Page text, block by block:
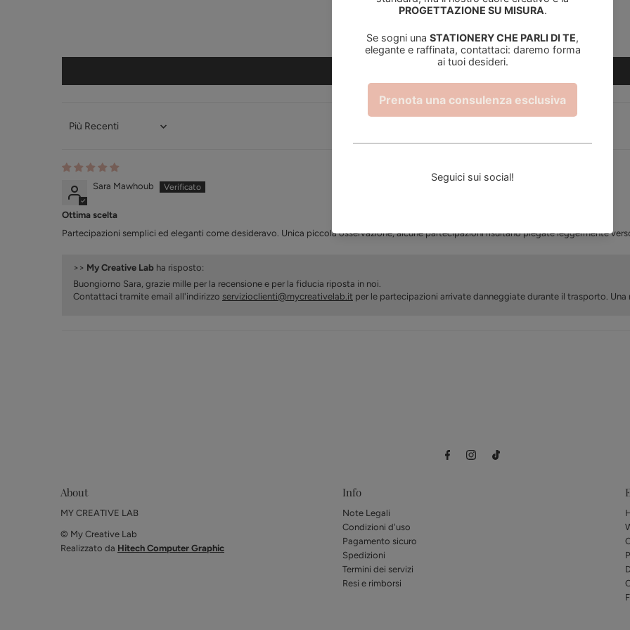
0
Scrivi una recensione
Sort by
Sara Mawhoub
Ottima scelta
Partecipazioni semplici ed eleganti come desideravo. Unica piccola osservazione, alcune partecipazioni risultano piegate leggermente
>> My Creative Lab ha risposto:
Buongiorno Sara, grazie mille per la recensione e per la fiducia riposta in noi.
Contattaci tramite email all'indirizzo servizioclienti@mycreativelab.it per le partecipazioni arrivate danneggiate durante il trasporto.
About
MY CREATIVE LAB
© My Creative Lab
Realizzato da Hitech Computer Graphic
Info
Note Legali
Condizioni d'uso
Pagamento sicuro
Spedizioni
Termini dei servizi
Resi e rimborsi